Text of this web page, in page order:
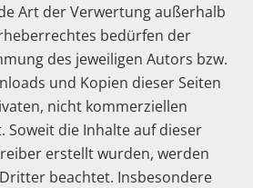
Art der Verwertung außerhalb
bedürfen der
des jeweiligen Autors bzw.
und Kopien dieser Seiten
nicht kommerziellen
Soweit die Inhalte auf dieser
erstellt wurden, werden
beachtet. Insbesondere